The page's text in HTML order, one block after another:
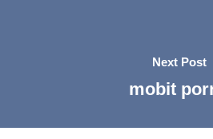
Next Post
mobit